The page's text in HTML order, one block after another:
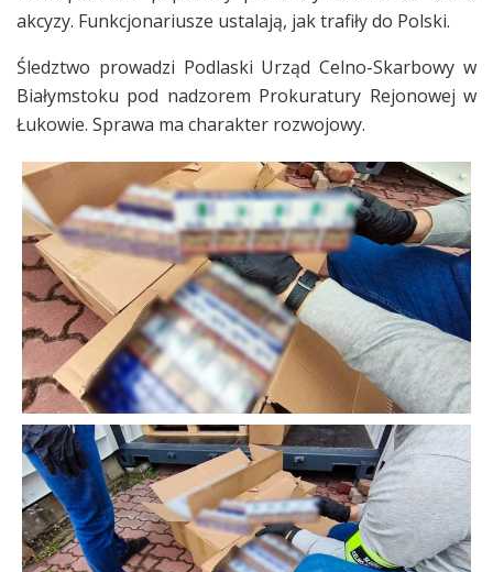
akcyzy. Funkcjonariusze ustalają, jak trafiły do Polski.
Śledztwo prowadzi Podlaski Urząd Celno-Skarbowy w
Białymstoku pod nadzorem Prokuratury Rejonowej w
Łukowie. Sprawa ma charakter rozwojowy.